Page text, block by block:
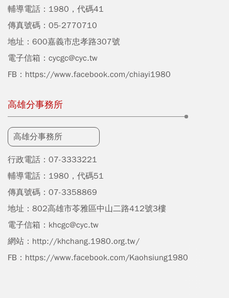
輔導電話：1980，代碼41
傳真號碼：05-2770710
地址：600嘉義市忠孝路307號
電子信箱： cycgc@cyc.tw
FB： https://www.facebook.com/chiayi1980
高雄分事務所
高雄分事務所
行政電話：07-3333221
輔導電話：1980，代碼51
傳真號碼：07-3358869
地址：802高雄市苓雅區中山二路412號3樓
電子信箱： khcgc@cyc.tw
網站： http://khchang.1980.org.tw/
FB： https://www.facebook.com/Kaohsiung1980